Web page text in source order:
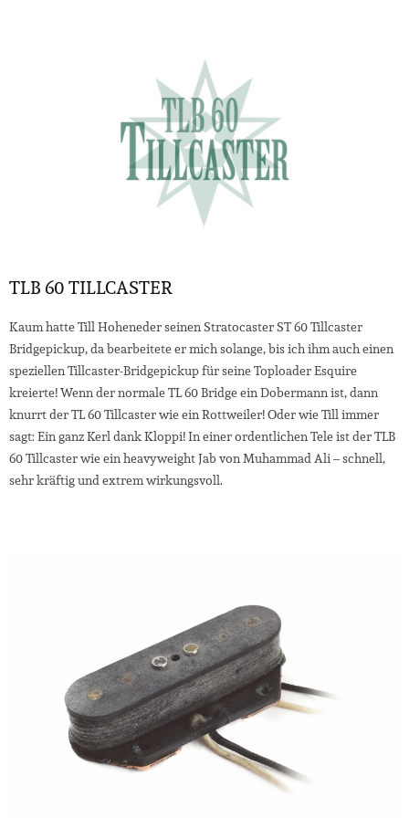
TLB 60 TILLCASTER
Kaum hatte Till Hoheneder seinen Stratocaster ST 60 Tillcaster
Bridgepickup, da bearbeitete er mich solange, bis ich ihm auch einen
speziellen Tillcaster-Bridgepickup für seine Toploader Esquire
kreierte! Wenn der normale TL 60 Bridge ein Dobermann ist, dann
knurrt der TL 60 Tillcaster wie ein Rottweiler! Oder wie Till immer
sagt: Ein ganz Kerl dank Kloppi! In einer ordentlichen Tele ist der TLB
60 Tillcaster wie ein heavyweight Jab von Muhammad Ali – schnell,
sehr kräftig und extrem wirkungsvoll.